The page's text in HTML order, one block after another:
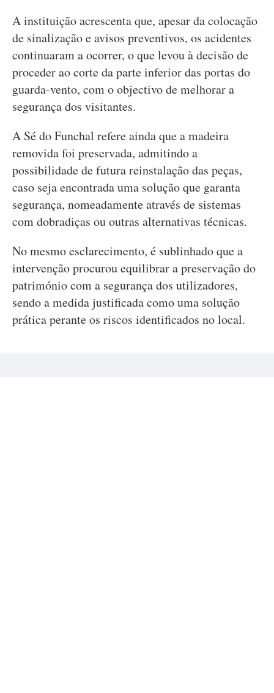
A instituição acrescenta que, apesar da colocação
de sinalização e avisos preventivos, os acidentes
continuaram a ocorrer, o que levou à decisão de
proceder ao corte da parte inferior das portas do
guarda-vento, com o objectivo de melhorar a
segurança dos visitantes.
A Sé do Funchal refere ainda que a madeira
removida foi preservada, admitindo a
possibilidade de futura reinstalação das peças,
caso seja encontrada uma solução que garanta
segurança, nomeadamente através de sistemas
com dobradiças ou outras alternativas técnicas.
No mesmo esclarecimento, é sublinhado que a
intervenção procurou equilibrar a preservação do
património com a segurança dos utilizadores,
sendo a medida justificada como uma solução
prática perante os riscos identificados no local.